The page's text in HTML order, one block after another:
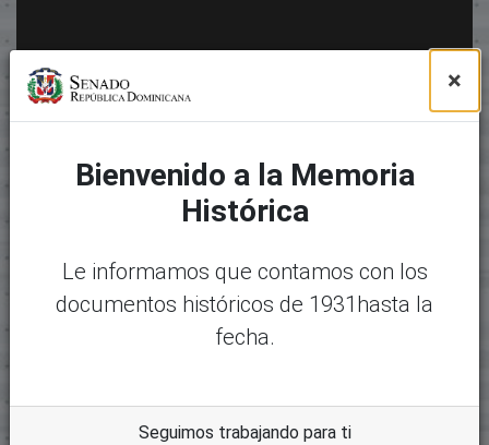
×
Bienvenido a la Memoria
Histórica
Le informamos que contamos con los
documentos históricos de 1931hasta la
fecha.
Seguimos trabajando para ti